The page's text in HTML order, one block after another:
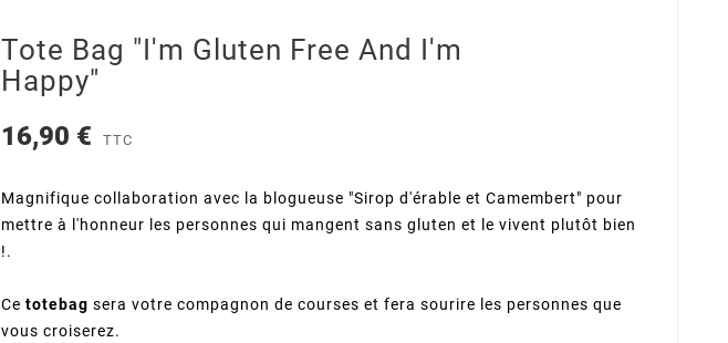
Tote Bag "I'm Gluten Free And I'm
Happy"
16,90 € TTC
Magnifique collaboration avec la blogueuse "Sirop d'érable et Camembert" pour
mettre à l'honneur les personnes qui mangent sans gluten et le vivent plutôt bien
!.
Ce totebag sera votre compagnon de courses et fera sourire les personnes que
vous croiserez.